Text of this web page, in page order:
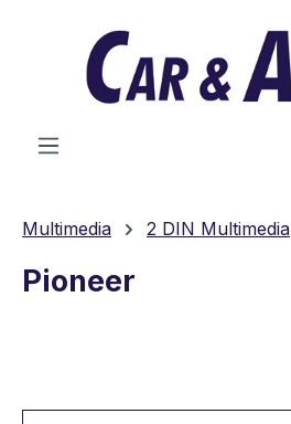
Zum Hauptinhalt springen
Multimedia 2 DIN Multimedia
Pioneer